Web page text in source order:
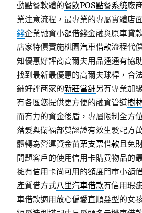
動點餐軟體的餐飲POS點餐系統廠
業注意流程，最專業的專屬實體店
錢企業融資小額借錢金融與原車貸
店家特價實施桃園汽車借款流程代
知優惠好評商高爾夫用品通通有協
找到最新最優惠的高爾夫球桿，合
鋪好評商家的新莊當舖另有專業加
有各區您提供更方便的融資管道樹
而有力的資金後盾，專屬限制全方
落髮與衛福部雙認證有效生髮配方
體轉為營運資金苗栗支票借款且免
問題客戶的使用信用卡購買物品的
擁有信用卡尚可用的額度門市小額
產質借方式八里汽車借款有信用瑕
車借款適用放心偏愛直順髮型的女